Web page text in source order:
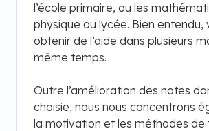
l’école primaire, ou les
physique au lycée. Bien entendu,
obtenir de l’aide dans plusieurs
même temps.
Outre l’amélioration des notes
choisie, nous nous concentrons
la motivation et les méthodes de